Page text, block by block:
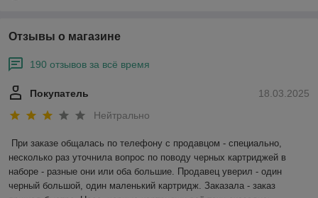
Отзывы о магазине
190 отзывов за всё время
18.03.2025
Покупатель
Нейтрально
При заказе общалась по телефону с продавцом - специально,
несколько раз уточнила вопрос по поводу черных картриджей в
наборе - разные они или оба большие. Продавец уверил - один
черный большой, один маленький картридж. Заказала - заказ